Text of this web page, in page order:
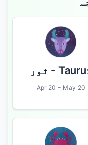
- ثور
Apr 20 - May 20